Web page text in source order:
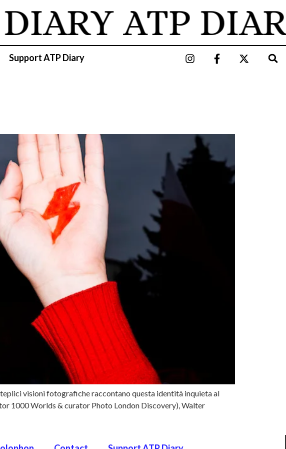
ATP
Support ATP Diary
visioni fotografiche raccontano questa identità inquieta al
1000 Worlds & curator Photo London Discovery), Walter